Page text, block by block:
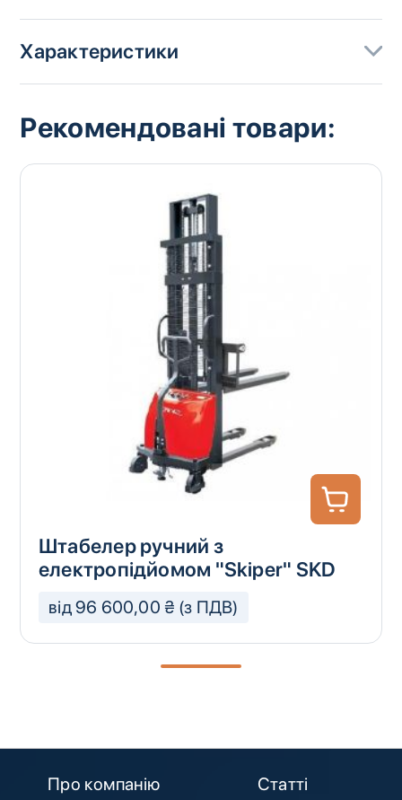
Характеристики
Рекомендовані товари:
Штабелер ручний з
електропідйомом "Skiper" SKD
від 96 600,00 ₴ (з ПДВ)
Про компанію
Статті